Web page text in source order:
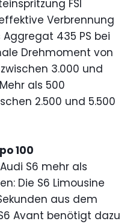
FSI
Verbrennung
435 PS bei
Drehmoment von
3.000 und
als 500
2.500 und 5.500
100
S6 mehr als
Die S6 Limousine
aus dem
Avant benötigt dazu